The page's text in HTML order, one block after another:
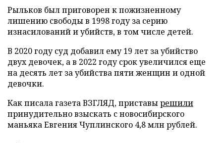
Рыльков был приговорен к пожизненному
лишению свободы в 1998 году за серию
изнасилований и убийств, в том числе детей.
В 2020 году суд добавил ему 19 лет за убийство
двух девочек, а в 2022 году срок увеличился еще
на десять лет за убийства пяти женщин и одной
девочки.
Как писала газета ВЗГЛЯД, приставырешили
принудительно взыскать с новосибирского
маньяка Евгения Чуплинского 4,8 млн рублей.